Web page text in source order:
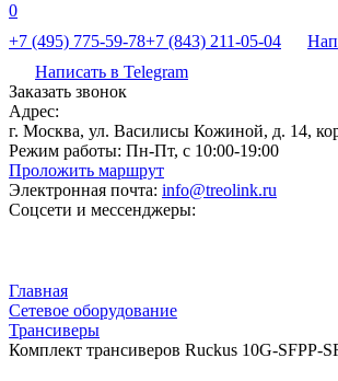
0
+7 (495) 775-59-78+7 (843) 211-05-04
Написать в Telegram
Заказать звонок
Адрес:
г. Москва, ул. Василисы Кожиной, д. 14,
Режим работы: Пн-Пт, с 10:00-19:00
Проложить маршрут
Электронная почта: info@treolink.ru
Соцсети и мессенджеры:
Главная
Сетевое оборудование
Трансиверы
Комплект трансиверов Ruckus 10G-SFPP-